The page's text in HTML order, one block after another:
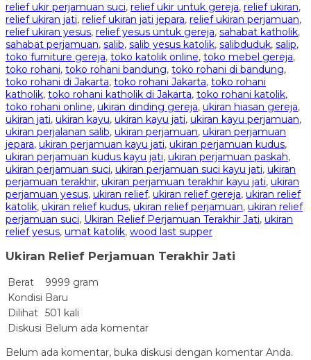
relief ukir perjamuan suci, relief ukir untuk gereja, relief ukiran,
relief ukiran jati, relief ukiran jati jepara, relief ukiran perjamuan,
relief ukiran yesus, relief yesus untuk gereja, sahabat katholik,
sahabat perjamuan, salib, salib yesus katolik, salibduduk, salip,
toko furniture gereja, toko katolik online, toko mebel gereja,
toko rohani, toko rohani bandung, toko rohani di bandung,
toko rohani di Jakarta, toko rohani Jakarta, toko rohani
katholik, toko rohani katholik di Jakarta, toko rohani katolik,
toko rohani online, ukiran dinding gereja, ukiran hiasan gereja,
ukiran jati, ukiran kayu, ukiran kayu jati, ukiran kayu perjamuan,
ukiran perjalanan salib, ukiran perjamuan, ukiran perjamuan
jepara, ukiran perjamuan kayu jati, ukiran perjamuan kudus,
ukiran perjamuan kudus kayu jati, ukiran perjamuan paskah,
ukiran perjamuan suci, ukiran perjamuan suci kayu jati, ukiran
perjamuan terakhir, ukiran perjamuan terakhir kayu jati, ukiran
perjamuan yesus, ukiran relief, ukiran relief gereja, ukiran relief
katolik, ukiran relief kudus, ukiran relief perjamuan, ukiran relief
perjamuan suci, Ukiran Relief Perjamuan Terakhir Jati, ukiran
relief yesus, umat katolik, wood last supper
Ukiran Relief Perjamuan Terakhir Jati
Berat
9999 gram
Kondisi Baru
Dilihat 501 kali
Diskusi Belum ada komentar
Belum ada komentar, buka diskusi dengan komentar Anda.